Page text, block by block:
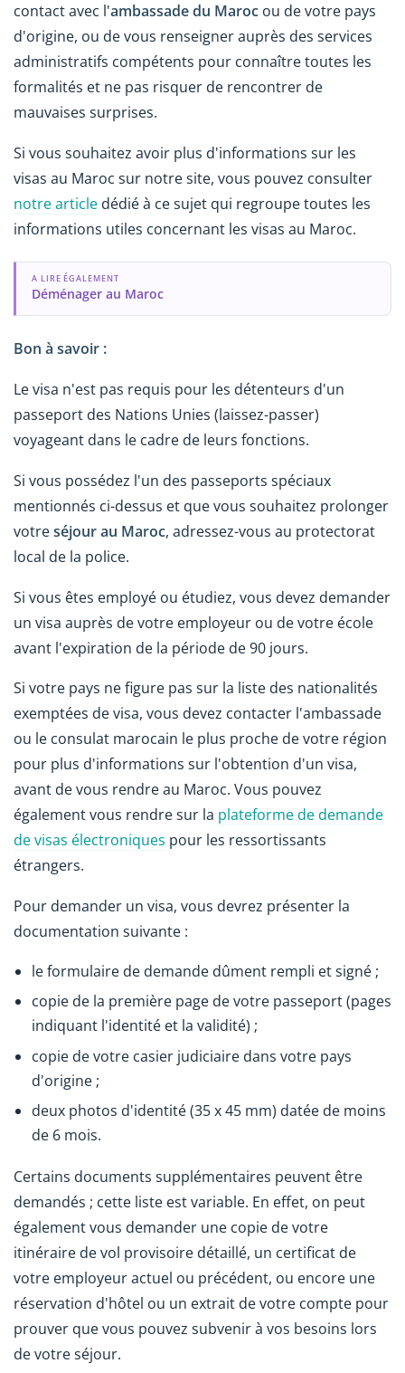
contact avec l'ambassade du Maroc ou de votre pays
d'origine, ou de vous renseigner auprès des services
administratifs compétents pour connaître toutes les
formalités et ne pas risquer de rencontrer de
mauvaises surprises.
Si vous souhaitez avoir plus d'informations sur les
visas au Maroc sur notre site, vous pouvez consulter
notre article dédié à ce sujet qui regroupe toutes les
informations utiles concernant les visas au Maroc.
A LIRE ÉGALEMENT
Déménager au Maroc
Bon à savoir :
Le visa n'est pas requis pour les détenteurs d'un
passeport des Nations Unies (laissez-passer)
voyageant dans le cadre de leurs fonctions.
Si vous possédez l'un des passeports spéciaux
mentionnés ci-dessus et que vous souhaitez prolonger
votreséjour au Maroc, adressez-vous au protectorat
local de la police.
Si vous êtes employé ou étudiez, vous devez demander
un visa auprès de votre employeur ou de votre école
avant l'expiration de la période de 90 jours.
Si votre pays ne figure pas sur la liste des nationalités
exemptées de visa, vous devez contacter l'ambassade
ou le consulat marocain le plus proche de votre région
pour plus d'informations sur l'obtention d'un visa,
avant de vous rendre au Maroc. Vous pouvez
également vous rendre sur la plateforme de demande
de visas électroniques pour les ressortissants
étrangers.
Pour demander un visa, vous devrez présenter la
documentation suivante :
le formulaire de demande dûment rempli et signé ;
copie de la première page de votre passeport(pages
indiquant l'identité et la validité) ;
copie de votre casier judiciaire dans votre pays
d'origine ;
deux photos d'identité (35 x 45 mm) datée de moins
de 6 mois.
Certains documents supplémentaires peuvent être
demandés ; cette liste est variable. En effet, on peut
également vous demander une copie de votre
itinéraire de vol provisoire détaillé, un certificat de
votre employeur actuel ou précédent, ou encore une
réservation d'hôtel ou un extrait de votre compte pour
prouver que vous pouvez subvenir à vos besoins lors
de votre séjour.